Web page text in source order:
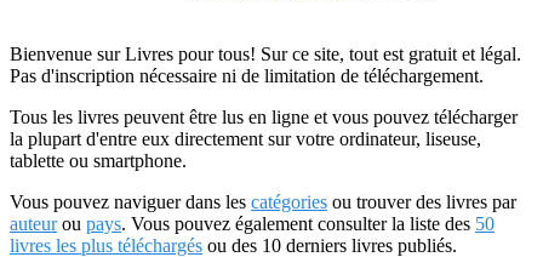
Bienvenue sur Livres pour tous! Sur ce site, tout est gratuit et légal.
Pas d'inscription nécessaire ni de limitation de téléchargement.
Tous les livres peuvent être lus en ligne et vous pouvez télécharger
la plupart d'entre eux directement sur votre ordinateur, liseuse,
tablette ou smartphone.
Vous pouvez naviguer dans les catégories ou trouver des livres par
auteurou pays. Vous pouvez également consulter la liste des 50
livres les plus téléchargés ou des 10 derniers livres publiés.